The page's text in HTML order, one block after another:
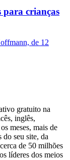
para crianças
de 12
gratuito na
inglês,
meses, mais de
do seu site, da
de 50 milhões
líderes dos meios